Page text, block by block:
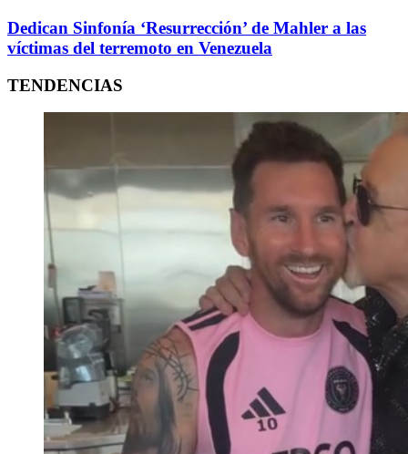
Dedican Sinfonía ‘Resurrección’ de Mahler a las
víctimas del terremoto en Venezuela
TENDENCIAS